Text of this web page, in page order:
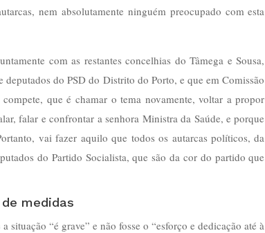
nem absolutamente ninguém preocupado com esta
com as restantes concelhias do Tâmega e Sousa,
do PSD do Distrito do Porto, e que em Comissão
que é chamar o tema novamente, voltar a propor
falar e confrontar a senhora Ministra da Saúde, e porque
vai fazer aquilo que todos os autarcas políticos, da
do Partido Socialista, que são da cor do partido que
medidas
“é grave” e não fosse o “esforço e dedicação até à